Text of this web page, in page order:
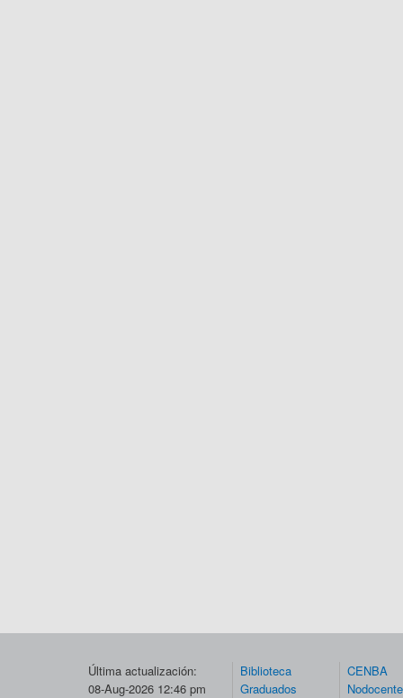
Última actualización:
08-Aug-2026 12:46 pm
Biblioteca
Graduados
CENBA